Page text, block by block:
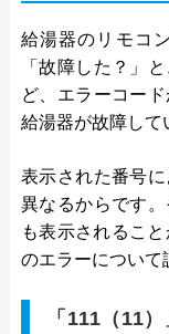
給湯器のリモコ
「故障した？」
ど、エラーコー
給湯器が故障して
表示された番号
異なるからです
も表示されるこ
のエラーについて
「111（11